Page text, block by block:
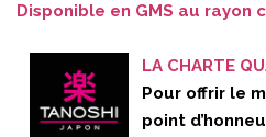
Disponible en GMS au rayon
LA CHARTE
Pour offrir le
point